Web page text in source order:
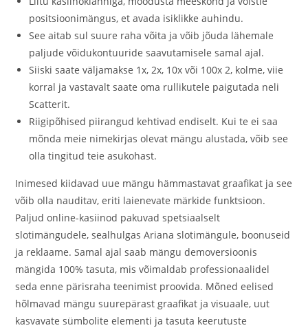
positsioonimängus, et avada isiklikke auhindu.
See aitab sul suure raha võita ja võib jõuda lähemale
paljude võidukontuuride saavutamisele samal ajal.
Siiski saate väljamakse 1x, 2x, 10x või 100x 2, kolme, viie
korral ja vastavalt saate oma rullikutele paigutada neli
Scatterit.
Riigipõhised piirangud kehtivad endiselt. Kui te ei saa
mõnda meie nimekirjas olevat mängu alustada, võib see
olla tingitud teie asukohast.
Inimesed kiidavad uue mängu hämmastavat graafikat ja see
võib olla nauditav, eriti laienevate märkide funktsioon.
Paljud online-kasiinod pakuvad spetsiaalselt
slotimängudele, sealhulgas Ariana slotimängule, boonuseid
ja reklaame. Samal ajal saab mängu demoversioonis
mängida 100% tasuta, mis võimaldab professionaalidel
seda enne pärisraha teenimist proovida. Mõned eelised
hõlmavad mängu suurepärast graafikat ja visuaale, uut
kasvavate sümbolite elementi ja tasuta keerutuste